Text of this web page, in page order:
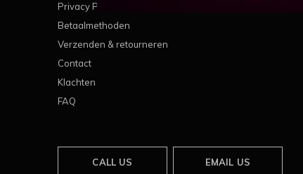
Privacy Policy
Betaalmethoden
Verzenden & retourneren
Contact
Klachten
FAQ
CALL US EMAIL US